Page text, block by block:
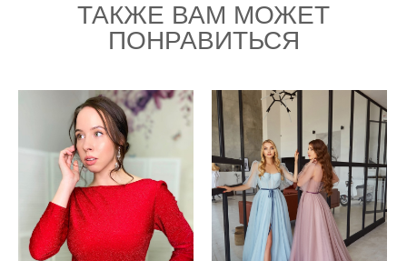
ТАКЖЕ ВАМ МОЖЕТ
ПОНРАВИТЬСЯ